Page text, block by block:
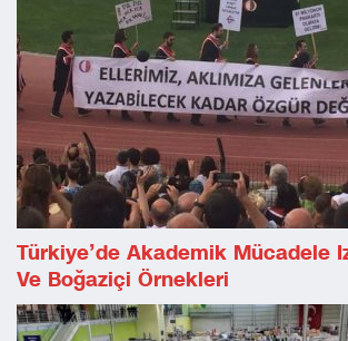
Türkiye’de Akademik Mücadele
Ve Boğaziçi Örnekleri